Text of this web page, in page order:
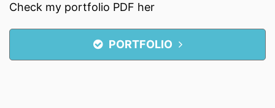
Check my portfolio PDF her
PORTFOLIO